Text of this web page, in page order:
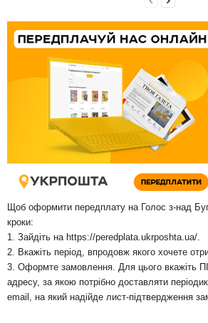
Щоб оформити передплату на Голос з-над
кроки:
1. Зайдіть на https://peredplata.ukrposhta.ua/.
2. Вкажіть період, впродовж якого хочете
3. Оформте замовлення. Для цього вкажіть
адресу, за якою потрібно доставляти
email, на який надійде лист-підтвердження